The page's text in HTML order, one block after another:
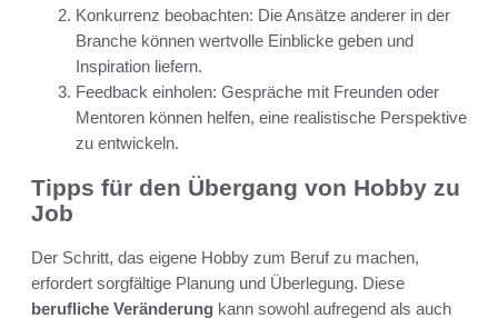
Konkurrenz beobachten: Die Ansätze anderer in der
Branche können wertvolle Einblicke geben und
Inspiration liefern.
Feedback einholen: Gespräche mit Freunden oder
Mentoren können helfen, eine realistische Perspektive
zu entwickeln.
Tipps für den Übergang von Hobby zu
Job
Der Schritt, das eigene Hobby zum Beruf zu machen,
erfordert sorgfältige Planung und Überlegung. Diese
berufliche Veränderung kann sowohl aufregend als auch